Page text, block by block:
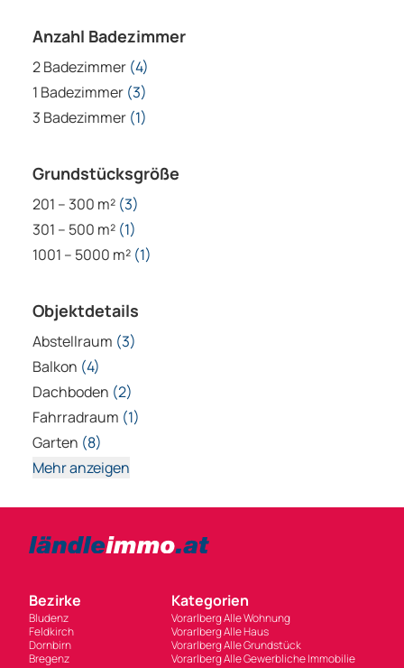
Anzahl Badezimmer
2 Badezimmer (4)
1 Badezimmer (3)
3 Badezimmer (1)
Grundstücksgröße
201 – 300 m² (3)
301 – 500 m² (1)
1001 – 5000 m² (1)
Objektdetails
Abstellraum (3)
Balkon (4)
Dachboden (2)
Fahrradraum (1)
Garten (8)
Mehr anzeigen
Bezirke
Bludenz
Feldkirch
Dornbirn
Bregenz
Kategorien
Vorarlberg Alle Wohnung
Vorarlberg Alle Haus
Vorarlberg Alle Grundstück
Vorarlberg Alle Gewerbliche Immobilie